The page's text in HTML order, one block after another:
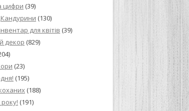
З
цифри (39)
(130)
для квітів (39)
декор (829)
(23)
(195)
(188)
(191)